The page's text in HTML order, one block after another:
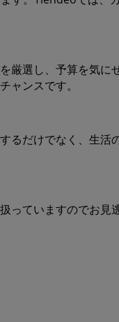
厳選し、予算を気に
ャンスです。
だけでなく、生活
っていますのでお